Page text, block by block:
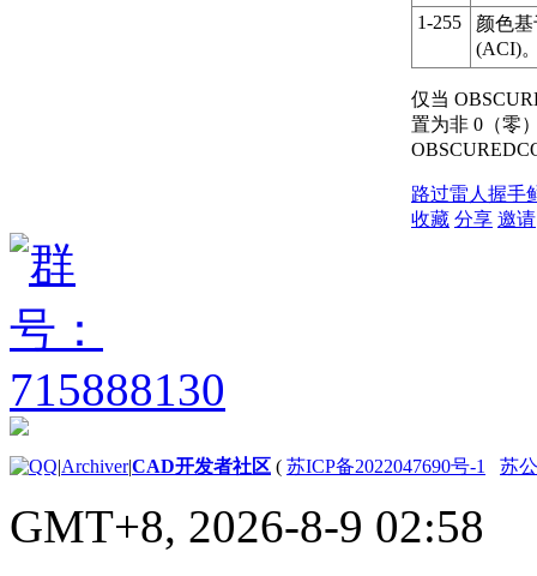
1-255
颜色
(ACI)
仅当
置为非 0（零
路过雷人 握手
收藏 分享 邀请
|Archiver|CAD开发者社区 ( 苏ICP备2022047690号-1 苏
GMT+8, 2026-8-9 02:58